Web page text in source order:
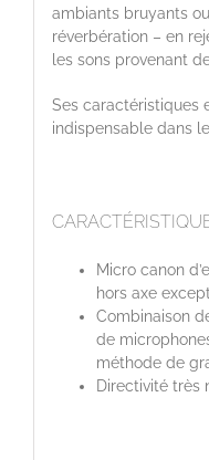
ambiants bruyants
réverbération – en
les sons provenant
Ses caractéristiques
indispensable dans
Micro canon
hors axe
Combinaison
de
méthode de
Directivité très